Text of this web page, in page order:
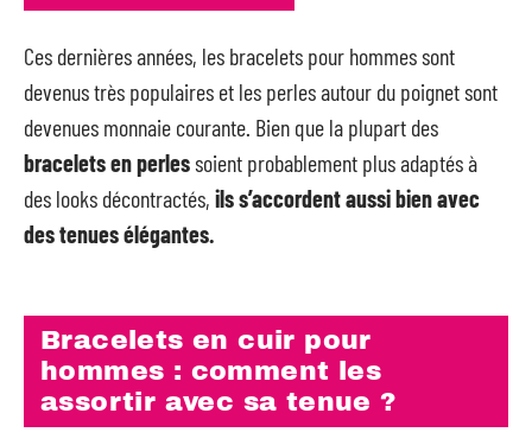
Ces dernières années, les bracelets pour hommes sont
devenus très populaires et les perles autour du poignet sont
devenues monnaie courante. Bien que la plupart des
bracelets en perlessoient probablement plus adaptés à
des looks décontractés, ils s’accordent aussi bien avec
des tenues élégantes.
Bracelets en cuir pour
hommes : comment les
assortir avec sa tenue ?